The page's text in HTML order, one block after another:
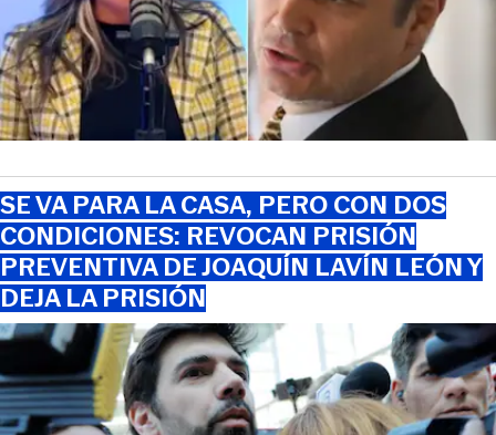
SE VA PARA LA CASA, PERO CON DOS
CONDICIONES: REVOCAN PRISIÓN
PREVENTIVA DE JOAQUÍN LAVÍN LEÓN Y
DEJA LA PRISIÓN